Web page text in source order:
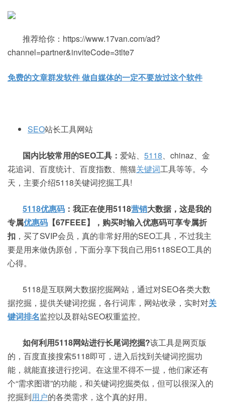
推荐给你：https://www.17van.com/ad?
channel=partner&inviteCode=3tlte7
免费的文章群发软件 做自媒体的一定不要放过这个软件
SEO站长工具网站
国内比较常用的SEO工具： 爱站、 5118、chinaz、金
花追词、百度统计、百度指数、熊猫关键词工具等等。今
天，主要介绍5118关键词挖掘工具!
5118优惠码 ：我正在使用5118营销大数据，这是我的
专属优惠码 【67FEEE】，购买时输入优惠码可享专属折
扣 ，买了SVIP会员，真的非常好用的SEO工具，不过我主
要是用来做伪原创，下面分享下我自己用5118SEO工具的
心得。
5118是互联网大数据挖掘网站，通过对SEO各类大数
据挖掘，提供关键词挖掘，各行词库，网站收录，实时对关
键词排名监控以及群站SEO权重监控。
如何利用5118网站进行长尾词挖掘?该工具是网页版
的，百度直接搜索5118即可，进入后找到关键词挖掘功
能，就能直接进行挖词。在这里不得不一提，他们家还有
个“需求图谱”的功能，和关键词挖掘类似，但可以很深入的
挖掘到用户的各类需求，这个真的好用。